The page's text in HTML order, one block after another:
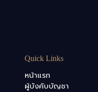
Quick Links
หน้าแรก
ผู้บังคับบัญชา